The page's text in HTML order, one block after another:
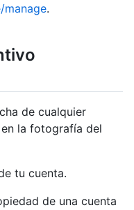
.
de cualquier
la fotografía del
tu cuenta.
de una cuenta